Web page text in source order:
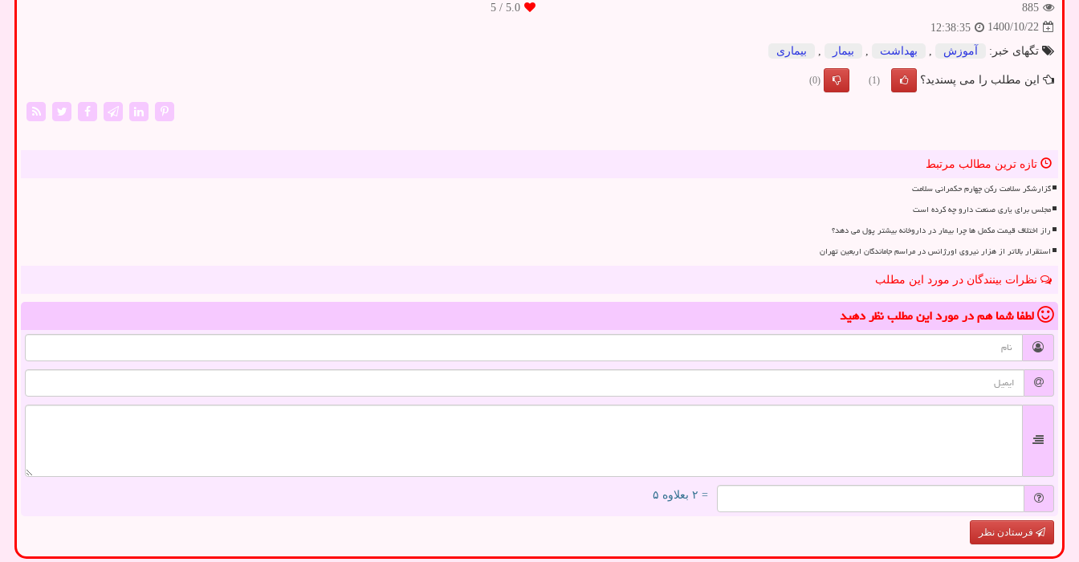
885
5.0
/ 5
1400/10/22
12:38:35
تگهای خبر:
آموزش بهداشت بیمار بیماری
این مطلب را می پسندید؟ (1)
(0)
تازه ترین مطالب مرتبط
گزارشگر سلامت رکن چهارم حکمرانی سلامت
مجلس برای یاری صنعت دارو چه کرده است
راز اختلاف قیمت مکمل ها چرا بیمار در داروخانه بیشتر پول می دهد؟
استقرار بالاتر از هزار نیروی اورژانس در مراسم جاماندگان اربعین تهران
نظرات بینندگان در مورد این مطلب
لطفا شما همدر مورد این مطلبنظر دهید
= ۲ بعلاوه ۵
فرستادن نظر